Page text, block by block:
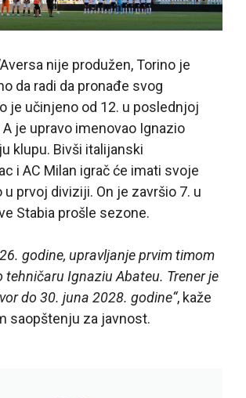
nije produžen, Torino je
da radi da pronađe svog
je učinjeno od 12. u poslednjoj
je upravo imenovao Ignazio
klupu. Bivši italijanski
i AC Milan igrač će imati svoje
prvoj diviziji. On je završio 7. u
Stabia prošle sezone.
godine, upravljanje prvim timom
tehničaru Ignaziu Abateu. Trener je
do 30. juna 2028. godine“, kaže
saopštenju za javnost.